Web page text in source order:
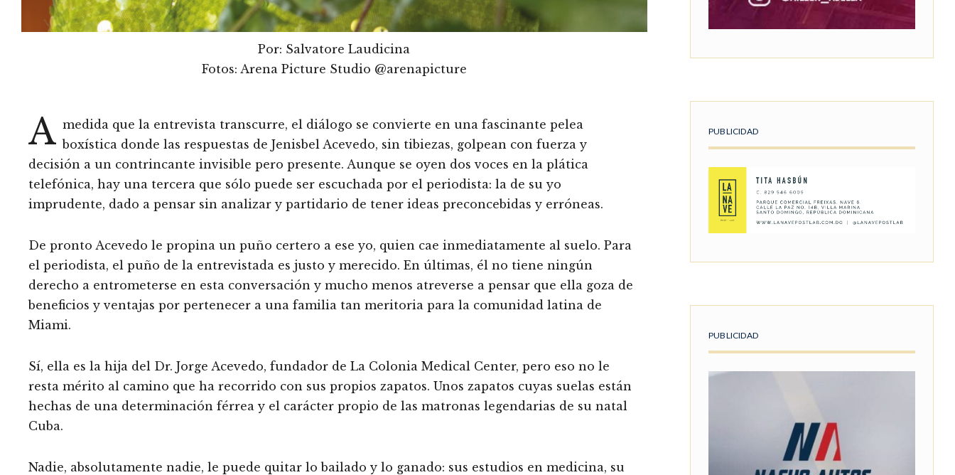
Por: Salvatore Laudicina
Fotos: Arena Picture Studio @arenapicture
A medida que la entrevista transcurre, el diálogo se convierte en una fascinante pelea
boxística donde las respuestas de Jenisbel Acevedo, sin tibiezas, golpean con fuerza y
decisión a un contrincante invisible pero presente. Aunque se oyen dos voces en la plática
telefónica, hay una tercera que sólo puede ser escuchada por el periodista: la de su yo
imprudente, dado a pensar sin analizar y partidario de tener ideas preconcebidas y erróneas.
De pronto Acevedo le propina un puño certero a ese yo, quien cae inmediatamente al suelo. Para
el periodista, el puño de la entrevistada es justo y merecido. En últimas, él no tiene ningún
derecho a entrometerse en esta conversación y mucho menos atreverse a pensar que ella goza de
beneficios y ventajas por pertenecer a una familia tan meritoria para la comunidad latina de
Miami.
Sí, ella es la hija del Dr. Jorge Acevedo, fundador de La Colonia Medical Center, pero eso no le
resta mérito al camino que ha recorrido con sus propios zapatos. Unos zapatos cuyas suelas están
hechas de una determinación férrea y el carácter propio de las matronas legendarias de su natal
Cuba.
Nadie, absolutamente nadie, le puede quitar lo bailado y lo ganado: sus estudios en medicina, su
PUBLICIDAD
PUBLICIDAD